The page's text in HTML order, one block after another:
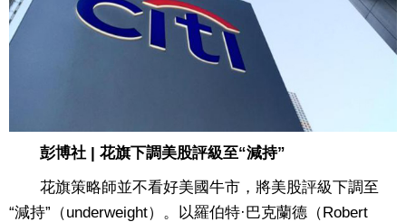
彭博社 | 花旗下調美股評級至“減持”
花旗策略師並不看好美國牛市，將美股評級下調至
“減持”（underweight）。以羅伯特·巴克蘭德（Robert